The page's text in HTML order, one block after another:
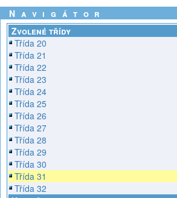
Navigátor
Zvolené třídy
Třída 20
Třída 21
Třída 22
Třída 23
Třída 24
Třída 25
Třída 26
Třída 27
Třída 28
Třída 29
Třída 30
Třída 31
Třída 32